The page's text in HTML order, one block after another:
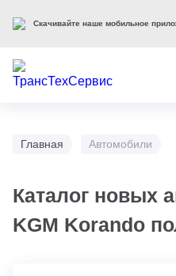
Главная Автомобили
Каталог новых
KGM Korando
Скачивайте наше мобильное